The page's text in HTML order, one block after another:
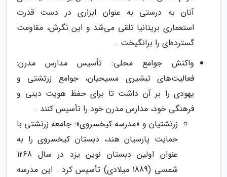
آنان به درستی به عنوان ابزاری در دست قدرت
استعماری بریتانیا تلقی می‌شد و این نگرش، مقاومت
گسترده‌ای را برانگیخت .
واکنش جوامع محلی: تأسیس مدارس مدرن:
فعالیت‌های تبشیری مسیحیان، جوامع زرتشتی و
یهودی را بر آن داشت تا برای حفظ هویت دینی و
فرهنگی خود، مدارس مدرن خود را تأسیس کنند .
زرتشتیان و «مدرسه کیخسروی»: جامعه زرتشتی با
حمایت پارسیان هند، دبستان کیخسروی را به
عنوان اولین دبستان نوین یزد در سال 1268
شمسی (1889 میلادی) تأسیس کرد . این مدرسه